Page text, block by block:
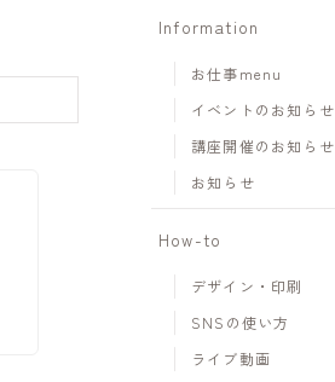
Information
お仕事menu
イベントのお知らせ
講座開催のお知らせ
お知らせ
How-to
デザイン・印刷
SNSの使い方
ライブ動画